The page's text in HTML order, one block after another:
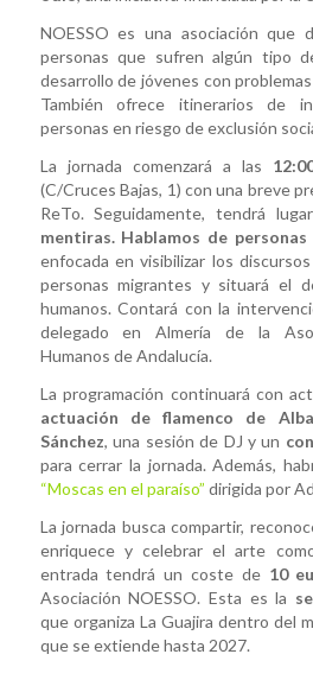
NOESSO es una asociación que
personas que sufren algún tipo
desarrollo de jóvenes con
También ofrece itinerarios de
personas en riesgo de exclusión
La jornada comenzará a las
(C/Cruces Bajas, 1) con una breve
ReTo. Seguidamente, tendrá
mentiras. Hablamos de personas
enfocada en visibilizar los
personas migrantes y situará el
humanos. Contará con la
delegado en Almería de la
Humanos de Andalucía.
La programación continuará con
actuación de flamenco de
Sánchez, una sesión de DJ y un
para cerrar la jornada. Además,
“Moscas en el paraíso” dirigida por
La jornada busca compartir,
enriquece y celebrar el arte
entrada tendrá un coste de 10
Asociación NOESSO. Esta es la
que organiza La Guajira dentro del
que se extiende hasta 2027.